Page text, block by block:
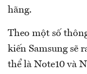
hãng.
Theo một số
kiến Samsung sẽ
thể là Note10 và